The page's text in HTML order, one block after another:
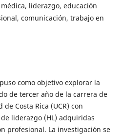
liderazgo, educación
comunicación, trabajo en
como objetivo explorar la
de tercer año de la carrera de
Costa Rica (UCR) con
liderazgo (HL) adquiridas
profesional. La investigación se